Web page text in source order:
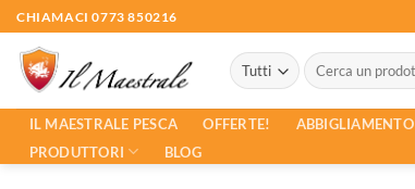
Salta
ai
contenuti
CHIAMACI 0773 850216
Cerca:
IL MAESTRALE PESCA OFFERTE! ABBIGLIAMENTO
PRODUTTORI
BLOG